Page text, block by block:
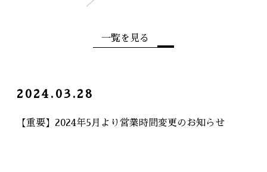
一覧を見る
2024.03.28
【重要】2024年5月より営業時間変更のお知らせ